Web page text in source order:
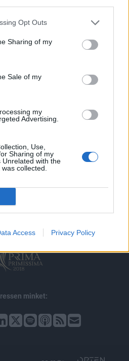
Opt Outs
Sharing of my
Sale of my
my
Advertising.
Use,
Sharing of my
Unrelated with the
collected.
Access Privacy Policy
2 év napon belüli
süti beállítások
minket: